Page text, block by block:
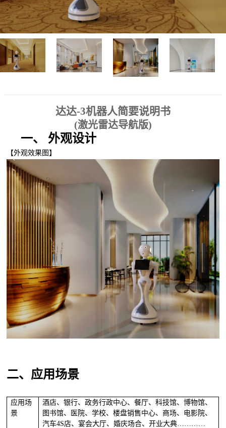
达达-3机器人简要说明书
(激光雷达导航版)
一、外观设计
【外观效果图】
二、应用场景
应用场
景
酒店、银行、政务行政中心、餐厅、科技馆、博物馆、
图书馆、医院、学校、楼盘销售中心、商场、电影院、
汽车4S店、宴会大厅、婚庆场合、开业大典…………